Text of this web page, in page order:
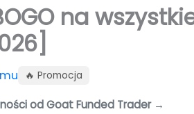
na
🔥 Promocja
od Goat Funded Trader →